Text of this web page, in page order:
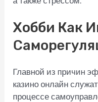
Хобби Как
Главной из причин
казино онлайн
процессе